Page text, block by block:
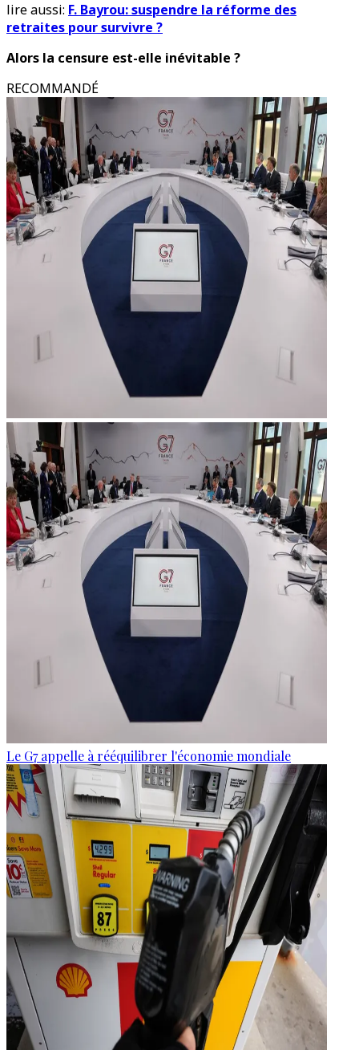
lire aussi: F. Bayrou: suspendre la réforme des
retraites pour survivre ?
Alors la censure est-elle inévitable ?
RECOMMANDÉ
Le G7 appelle à rééquilibrer l'économie mondiale